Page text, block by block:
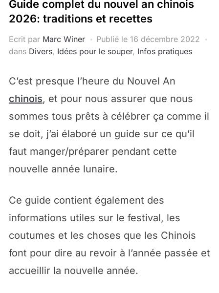
Guide complet du nouvel an chinois
2026: traditions et recettes
Ecrit par Marc Winer Publié le 16 décembre 2022
dans Divers, Idées pour le souper, Infos pratiques
C’est presque l’heure du Nouvel An
chinois, et pour nous assurer que nous
sommes tous prêts à célébrer ça comme il
se doit, j’ai élaboré un guide sur ce qu’il
faut manger/préparer pendant cette
nouvelle année lunaire.
Ce guide contient également des
informations utiles sur le festival, les
coutumes et les choses que les Chinois
font pour dire au revoir à l’année passée et
accueillir la nouvelle année.